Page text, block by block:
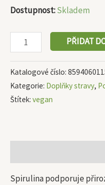
Dostupnost:Skladem
PŘIDAT
Katalogové číslo:
Kategorie: Doplňky stravy,
Štítek: vegan
Spirulina podporuje